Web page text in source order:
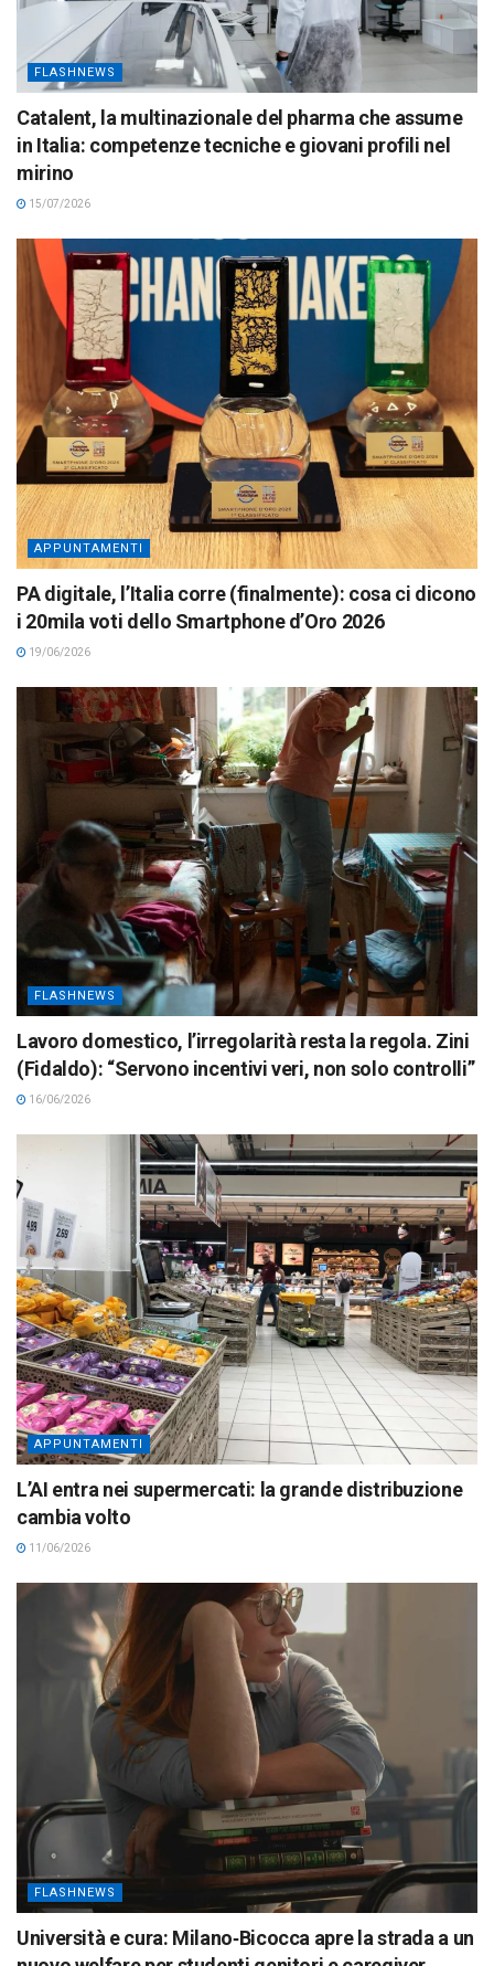
FLASHNEWS
Catalent, la multinazionale del pharma che assume
in Italia: competenze tecniche e giovani profili nel
mirino
15/07/2026
APPUNTAMENTI
PA digitale, l’Italia corre (finalmente): cosa ci dicono
i 20mila voti dello Smartphone d’Oro 2026
19/06/2026
FLASHNEWS
Lavoro domestico, l’irregolarità resta la regola. Zini
(Fidaldo): “Servono incentivi veri, non solo controlli”
16/06/2026
APPUNTAMENTI
L’AI entra nei supermercati: la grande distribuzione
cambia volto
11/06/2026
FLASHNEWS
Università e cura: Milano‑Bicocca apre la strada a un